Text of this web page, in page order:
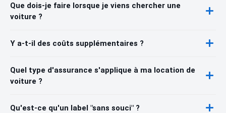
Que dois-je faire lorsque je viens chercher une
voiture ?
Y a-t-il des coûts supplémentaires ?
Quel type d'assurance s'applique à ma location de
voiture ?
Qu'est-ce qu'un label "sans souci" ?